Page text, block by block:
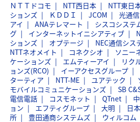
ＮＴＴドコモ NTT西日本 NTT東日
ションズ
ＫＤＤＩ JCOM 光通信
アイ
ANAテレマート シスコシステ
グ
インターネットイニシアティブ
ションズ
オプテージ NEC通信シス
NTTネオメイト
コネクシオ
ソニー
ケーションズ
エムティーアイ
リク
ョンズ(RCO)
イーアクセスグループ
ターティア
NTT-ME ユアテック
モバイルコミュニケーションズ
SB
電信電話
コスモネット QTnet
ョン
エフティグループ 大明
日
所
豊田通商システムズ ウィルコム